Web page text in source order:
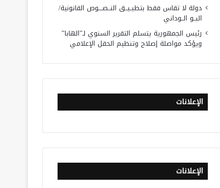
دولة لا تقاس فقط بتطبــيــق النــصــــوص القانونية/
البــو الــوداني
رئيس الجمهورية يتسلم التقرير السنوي لـ”الهابا”
ويؤكد مواصلة إصلاح وتنظيم الحقل الإعلامي
الإعلانات
الإعلانات